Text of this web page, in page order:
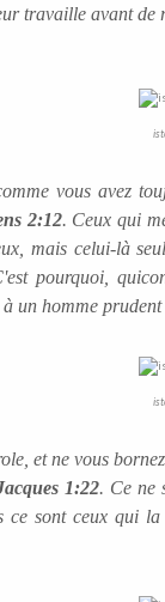
travaille avant de
vous avez
2:12. Ceux qui
mais celui-là
pourquoi,
un homme
et ne vous
1:22. Ce ne
ce sont ceux qui